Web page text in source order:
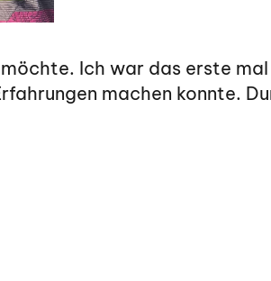
Ich war das erste
machen konnte.